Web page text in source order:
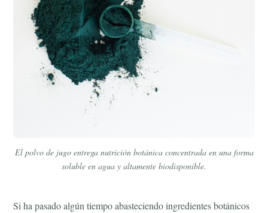
El polvo de jugo entrega nutrición botánica concentrada en una forma
soluble en agua y altamente biodisponible.
Si ha pasado algún tiempo abasteciendo ingredientes botánicos